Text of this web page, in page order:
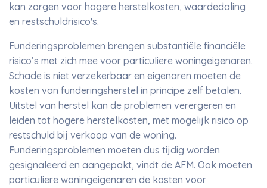
kan zorgen voor hogere herstelkosten, waardedaling
en restschuldrisico's.
Funderingsproblemen brengen substantiële financiële
risico’s met zich mee voor particuliere woningeigenaren.
Schade is niet verzekerbaar en eigenaren moeten de
kosten van funderingsherstel in principe zelf betalen.
Uitstel van herstel kan de problemen verergeren en
leiden tot hogere herstelkosten, met mogelijk risico op
restschuld bij verkoop van de woning.
Funderingsproblemen moeten dus tijdig worden
gesignaleerd en aangepakt, vindt de AFM. Ook moeten
particuliere woningeigenaren de kosten voor